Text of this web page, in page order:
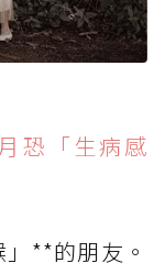
恐「生病感
**的朋友。